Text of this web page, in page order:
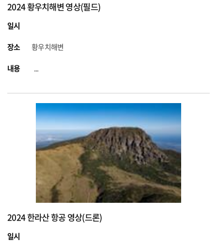
2024 황우치해변 영상(필드)
일시
장소
황우치해변
내용
...
2024 한라산 항공 영상(드론)
일시